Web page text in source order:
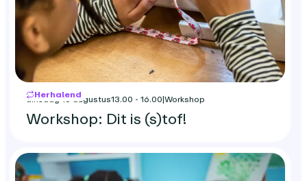
Herhalend
dinsdag 18 augustus13.00 - 16.00|Workshop
Workshop: Dit is (s)tof!